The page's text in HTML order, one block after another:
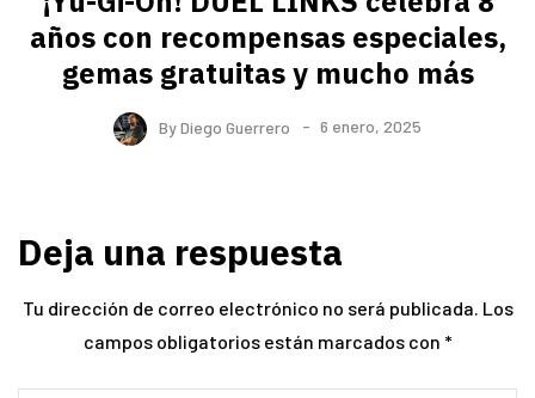
años con recompensas especiales,
gemas gratuitas y mucho más
ByDiego Guerrero 6 enero, 2025
Deja una respuesta
Tu dirección de correo electrónico no será publicada. Los
campos obligatorios están marcados con *